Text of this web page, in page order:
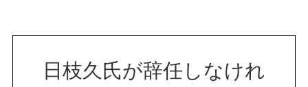
日枝久氏が辞任しなけれ